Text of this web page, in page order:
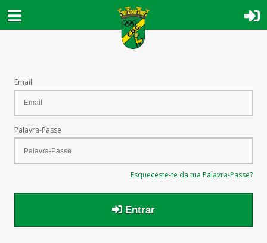
Email
Palavra-Passe
Esqueceste-te da tua Palavra-Passe?
Entrar